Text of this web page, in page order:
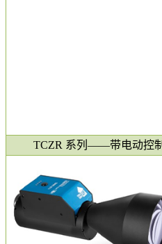
TCZR 系列——带电动控